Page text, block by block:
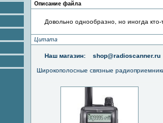
Описание файла
Довольно однообразно, но иногда кто-
Цитата
Наш магазин: shop@radioscanner.ru
Широкополосные связные